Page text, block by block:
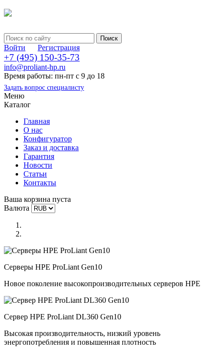
Войти Регистрация
+7 (495) 150-35-73
info@proliant-hp.ru
Время работы: пн-пт с 9 до 18
Задать вопрос специалисту
Меню
Каталог
Главная
О нас
Конфигуратор
Заказ и доставка
Гарантия
Новости
Статьи
Контакты
Ваша корзина пуста
Валюта
Серверы HPE ProLiant Gen10
Новое поколение высокопроизводительных серверов HPE
Сервер HPE ProLiant DL360 Gen10
Высокая производительность, низкий уровень
энергопотребления и повышенная плотность